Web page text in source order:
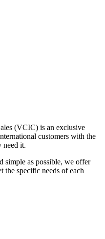
(VCIC) is an exclusive
customers with the
need it.
simple as possible, we offer
the specific needs of each